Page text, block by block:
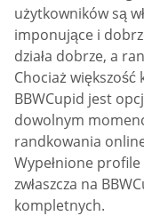
użytkowników są
imponujące i
działa dobrze, a
Chociaż
BBWCupid jest
dowolnym
randkowania
Wypełnione
zwłaszcza na
kompletnych.